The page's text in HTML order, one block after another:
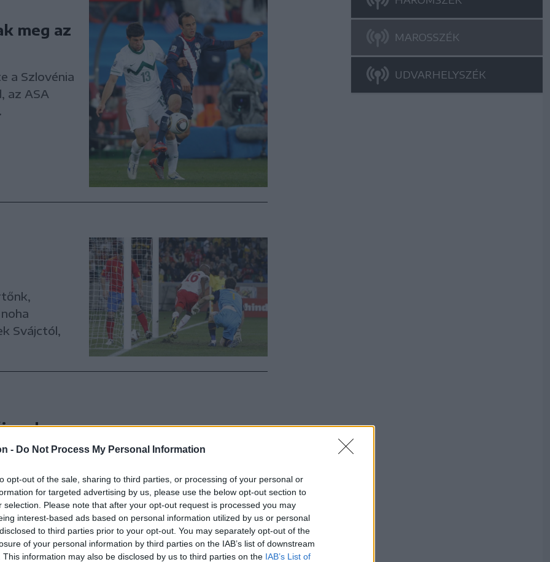
- Do Not Process My Personal Information
opt-out of the sale, sharing to third parties, or processing of your personal or
for targeted advertising by us, please use the below opt-out section to
selection. Please note that after your opt-out request is processed you may
interest-based ads based on personal information utilized by us or personal
to third parties prior to your opt-out. You may separately opt-out of the
of your personal information by third parties on the IAB’s list of downstream
This information may also be disclosed by us to third parties on the IAB’s List of
meg az
a Szlovénia
az ASA
Svájctól,
a
Fazakas
–, noha
kezezést,
MAROSSZÉK
UDVARHELYSZÉK